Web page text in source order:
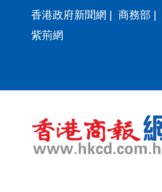
香港政府新聞網 | 商務部 |
紫荊網